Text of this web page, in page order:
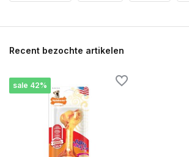
Recent bezochte artikelen
sale 42%